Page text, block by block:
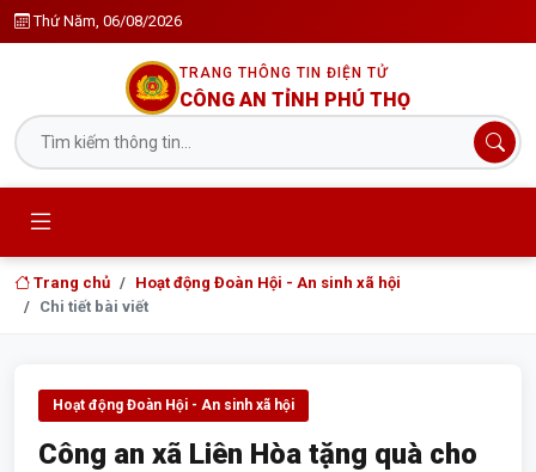
Thứ Năm, 06/08/2026
TRANG THÔNG TIN ĐIỆN TỬ
CÔNG AN TỈNH PHÚ THỌ
Trang chủ
Hoạt động Đoàn Hội - An sinh xã hội
Chi tiết bài viết
Hoạt động Đoàn Hội - An sinh xã hội
Công an xã Liên Hòa tặng quà cho